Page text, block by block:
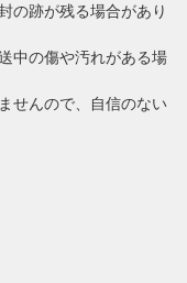
の跡が残る場合があり
中の傷や汚れがある場
せんので、自信のない